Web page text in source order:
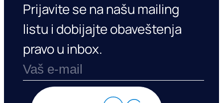
Prijavite se na našu mailing
listu i dobijajte obaveštenja
pravo u inbox.